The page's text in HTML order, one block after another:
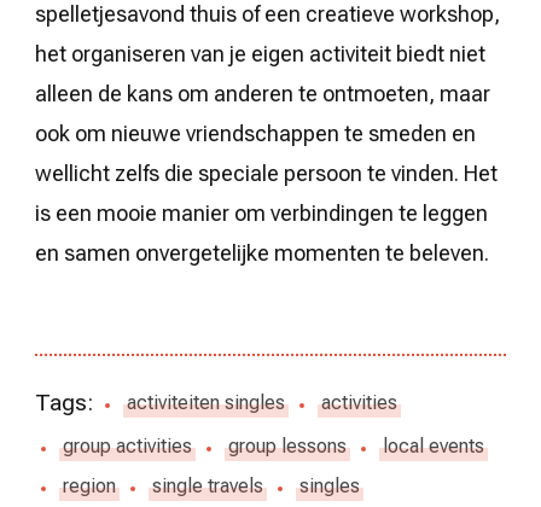
spelletjesavond thuis of een creatieve workshop,
het organiseren van je eigen activiteit biedt niet
alleen de kans om anderen te ontmoeten, maar
ook om nieuwe vriendschappen te smeden en
wellicht zelfs die speciale persoon te vinden. Het
is een mooie manier om verbindingen te leggen
en samen onvergetelijke momenten te beleven.
Tags: activiteiten singles
activities
group activities
group lessons
local events
region
single travels
singles